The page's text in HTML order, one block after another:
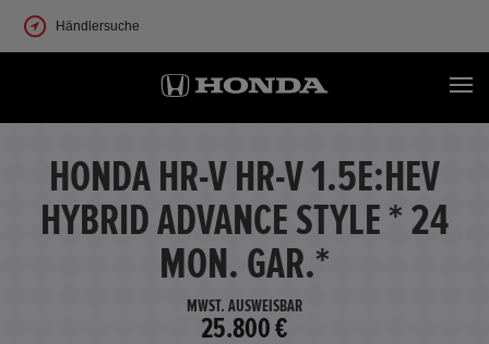
Händlersuche
HONDA HR-V HR-V 1.5E:HEV
HYBRID ADVANCE STYLE * 24
MON. GAR.*
MWST. AUSWEISBAR
25.800 €